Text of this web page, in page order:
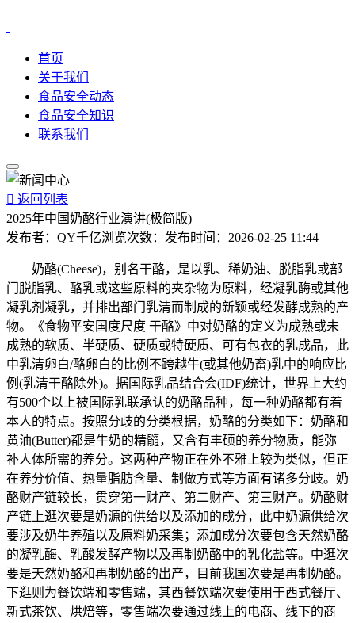
首页
关于我们
食品安全动态
食品安全知识
联系我们
 返回列表
2025年中国奶酪行业演讲(极简版)
发布者： QY千亿浏览次数： 发布时间： 2026-02-25 11:44
奶酪(Cheese)，别名干酪，是以乳、稀奶油、脱脂乳或部
门脱脂乳、酪乳或这些原料的夹杂物为原料，经凝乳酶或其他
凝乳剂凝乳，并排出部门乳清而制成的新颖或经发酵成熟的产
物。《食物平安国度尺度 干酪》中对奶酪的定义为成熟或未
成熟的软质、半硬质、硬质或特硬质、可有包衣的乳成品，此
中乳清卵白/酪卵白的比例不跨越牛(或其他奶畜)乳中的响应比
例(乳清干酪除外)。据国际乳品结合会(IDF)统计，世界上大约
有500个以上被国际乳联承认的奶酪品种，每一种奶酪都有着
本人的特点。按照分歧的分类根据，奶酪的分类如下：奶酪和
黄油(Butter)都是牛奶的精髓，又含有丰硕的养分物质，能弥
补人体所需的养分。这两种产物正在外不雅上较为类似，但正
在养分价值、热量脂肪含量、制做方式等方面有诸多分歧。奶
酪财产链较长，贯穿第一财产、第二财产、第三财产。奶酪财
产链上逛次要是奶源的供给以及添加的成分，此中奶源供给次
要涉及奶牛养殖以及原料奶采集；添加成分次要包含天然奶酪
的凝乳酶、乳酸发酵产物以及再制奶酪中的乳化盐等。中逛次
要是天然奶酪和再制奶酪的出产，目前我国次要是再制奶酪。
下逛则为餐饮端和零售端，其西餐饮端次要使用于西式餐厅、
新式茶饮、烘焙等，零售端次要通过线上的电商、线下的商